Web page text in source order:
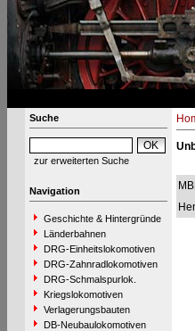
Suche
zur erweiterten Suche
Navigation
Geschichte & Hintergründe
Länderbahnen
DRG-Einheitslokomotiven
DRG-Zahnradlokomotiven
DRG-Schmalspurlok.
Kriegslokomotiven
Verlagerungsbauten
DB-Neubaulokomotiven